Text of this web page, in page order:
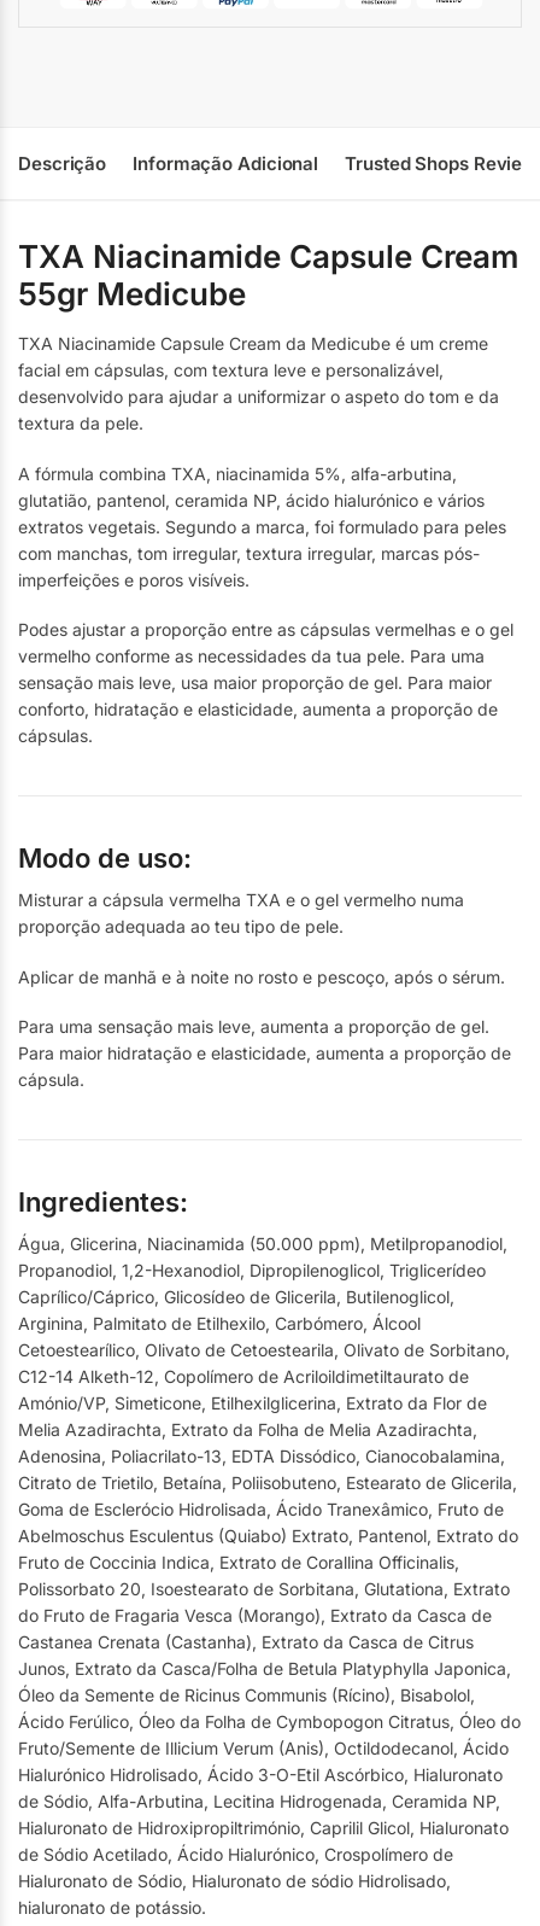
Descrição Informação Adicional Trusted Shops
TXA Niacinamide Capsule Cream
55gr Medicube
TXA Niacinamide Capsule Cream da Medicube é um creme
facial em cápsulas, com textura leve e personalizável,
desenvolvido para ajudar a uniformizar o aspeto do tom e da
textura da pele.
A fórmula combina TXA, niacinamida 5%, alfa-arbutina,
glutatião, pantenol, ceramida NP, ácido hialurónico e vários
extratos vegetais. Segundo a marca, foi formulado para peles
com manchas, tom irregular, textura irregular, marcas pós-
imperfeições e poros visíveis.
Podes ajustar a proporção entre as cápsulas vermelhas e o gel
vermelho conforme as necessidades da tua pele. Para uma
sensação mais leve, usa maior proporção de gel. Para maior
conforto, hidratação e elasticidade, aumenta a proporção de
cápsulas.
Modo de uso:
Misturar a cápsula vermelha TXA e o gel vermelho numa
proporção adequada ao teu tipo de pele.
Aplicar de manhã e à noite no rosto e pescoço, após o sérum.
Para uma sensação mais leve, aumenta a proporção de gel.
Para maior hidratação e elasticidade, aumenta a proporção de
cápsula.
Ingredientes:
Água, Glicerina, Niacinamida (50.000 ppm), Metilpropanodiol,
Propanodiol, 1,2-Hexanodiol, Dipropilenoglicol, Triglicerídeo
Caprílico/Cáprico, Glicosídeo de Glicerila, Butilenoglicol,
Arginina, Palmitato de Etilhexilo, Carbómero, Álcool
Cetoestearílico, Olivato de Cetoestearila, Olivato de Sorbitano,
C12-14 Alketh-12, Copolímero de Acriloildimetiltaurato de
Amónio/VP, Simeticone, Etilhexilglicerina, Extrato da Flor de
Melia Azadirachta, Extrato da Folha de Melia Azadirachta,
Adenosina, Poliacrilato-13, EDTA Dissódico, Cianocobalamina,
Citrato de Trietilo, Betaína, Poliisobuteno, Estearato de Glicerila,
Goma de Esclerócio Hidrolisada, Ácido Tranexâmico, Fruto de
Abelmoschus Esculentus (Quiabo) Extrato, Pantenol, Extrato do
Fruto de Coccinia Indica, Extrato de Corallina Officinalis,
Polissorbato 20, Isoestearato de Sorbitana, Glutationa, Extrato
do Fruto de Fragaria Vesca (Morango), Extrato da Casca de
Castanea Crenata (Castanha), Extrato da Casca de Citrus
Junos, Extrato da Casca/Folha de Betula Platyphylla Japonica,
Óleo da Semente de Ricinus Communis (Rícino), Bisabolol,
Ácido Ferúlico, Óleo da Folha de Cymbopogon Citratus, Óleo do
Fruto/Semente de Illicium Verum (Anis), Octildodecanol, Ácido
Hialurónico Hidrolisado, Ácido 3-O-Etil Ascórbico, Hialuronato
de Sódio, Alfa-Arbutina, Lecitina Hidrogenada, Ceramida NP,
Hialuronato de Hidroxipropiltrimónio, Caprilil Glicol, Hialuronato
de Sódio Acetilado, Ácido Hialurónico, Crospolímero de
Hialuronato de Sódio, Hialuronato de sódio Hidrolisado,
hialuronato de potássio.